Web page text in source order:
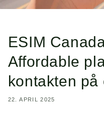
ESIM
Affordable
kontakten på
22. APRIL 2025